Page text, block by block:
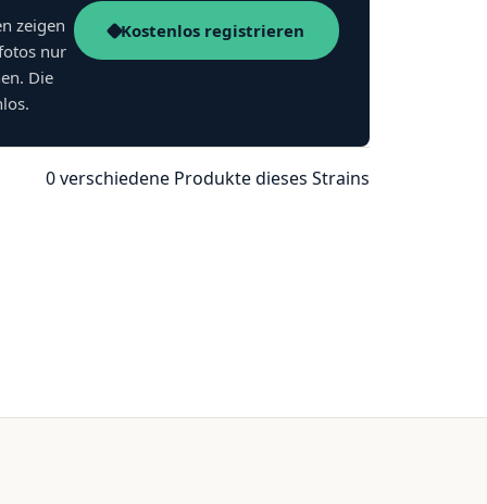
zeigen
nur
Die
Kostenlos registrieren
0 verschiedene Produkte dieses Strains